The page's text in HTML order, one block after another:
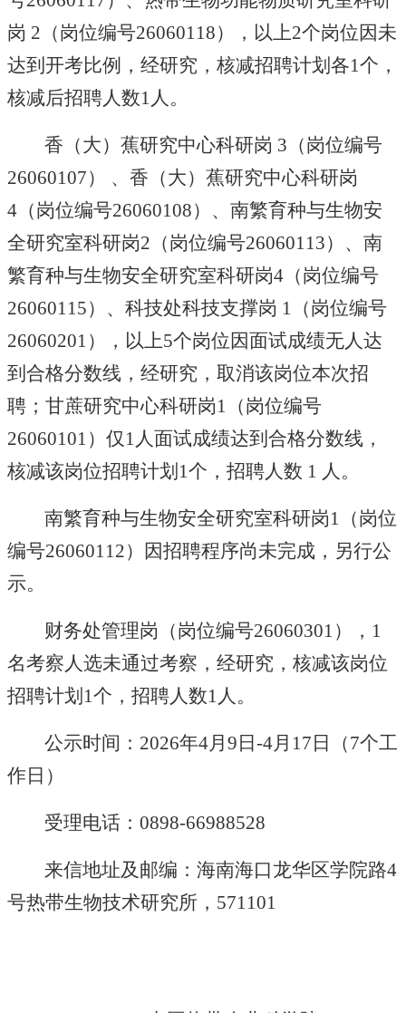
岗 2 （岗位编号26060118）， 以上2个岗位 因未
达到开考比例，经研究，核减招聘计划各1个，
核减后招聘人数1人 。
香（大）蕉研究中心科研岗 3 （岗位编号
26060107） 、香（大）蕉研究中心科研岗
4 （岗位编号26060108）、南繁育种与生物安
全研究室科研岗2 （岗位编号26060113）、南
繁育种与生物安全研究室科研岗4 （岗位编号
26060115）、科技处科技支撑岗 1 （岗位编号
26060201） ，以上5个岗位因面试成绩无人达
到合格分数线， 经研究， 取消该岗位本次招
聘；甘蔗研究中心科研岗1 （岗位编号
26060101） 仅 1人面试成绩达到合格分数线，
核减该岗位招聘计划 1个，招聘人数 1 人 。
南繁育种与生物安全研究室科研岗1 （岗位
编号26060112）
因招聘程序尚未完成，另行公
示。
财务处管理岗（岗位编号26060301）， 1
名考察人选未通过考察 ，经研究 ， 核减该岗位
招聘计划 1个，招聘人数1人 。
公示时间： 2026年4月 9 日 -4月 17 日（7个工
作日）
受理电话： 0898-66988528
来信地址及邮编：海南海口龙华区学院路4
号热带生物技术研究所， 571101